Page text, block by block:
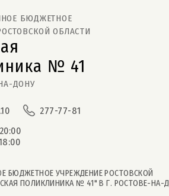
ДОНУ
БЮДЖЕТНОЕ
№ 41
ОБЛАСТИ
277-77-81
БЮДЖЕТНОЕ УЧРЕЖДЕНИЕ РОСТОВСКОЙ
ПОЛИКЛИНИКА № 41" В Г. РОСТОВЕ-НА-